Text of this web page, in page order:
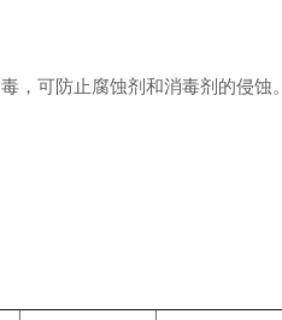
，可防止腐蚀剂和消毒剂的侵蚀。